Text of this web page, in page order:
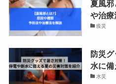
夏風邪
や治療
疫災
防災
水に
水災